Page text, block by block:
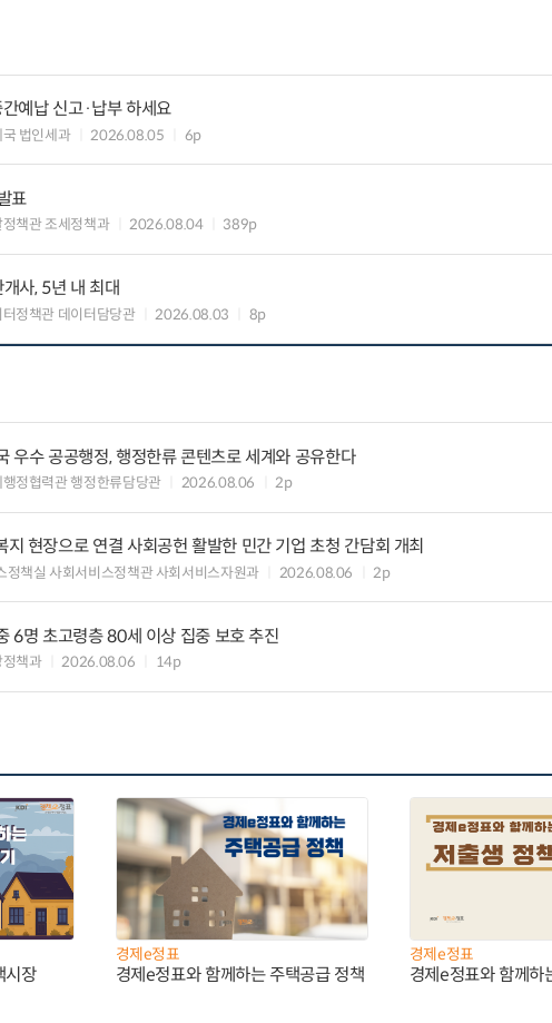
예납 신고·납부 하세요
법인세과 2026.08.05 6p
표
책관 조세정책과 2026.08.04 389p
사, 5년 내 최대
정책관 데이터담당관 2026.08.03 8p
우수 공공행정, 행정한류 콘텐츠로 세계와 공유한다
정협력관 행정한류담당관 2026.08.06 2p
지 현장으로 연결 사회공헌 활발한 민간 기업 초청 간담회 개최
정책실 사회서비스정책관 사회서비스자원과 2026.08.06 2p
6명 초고령층 80세 이상 집중 보호 추진
정책과 2026.08.06 14p
시장
경제e정표
경제e정표와 함께하는 주택공급 정책
경제e정표
경제e정표와 함께하